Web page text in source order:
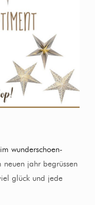
wunderschoen-
neuen jahr begrüssen
glück und jede